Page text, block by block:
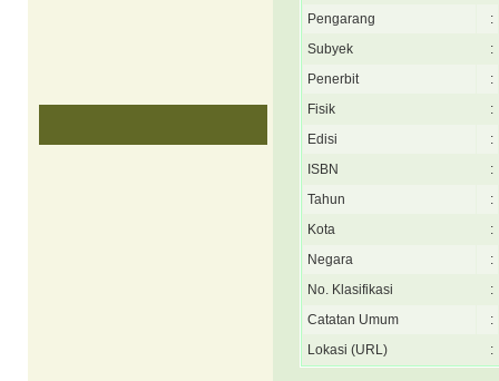
Pengarang
:
Subyek
:
Penerbit
:
Fisik
:
Edisi
:
ISBN
:
Tahun
:
Kota
:
Negara
:
No. Klasifikasi
:
Catatan Umum
:
Lokasi (URL)
: